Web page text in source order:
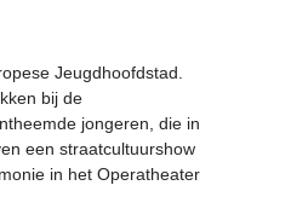
Jeugdhoofdstad.
bij de
jongeren, die in
een straatcultuurshow
in het Operatheater